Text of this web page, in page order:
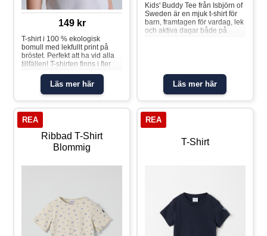
149 kr
Läs mer här
T-shirt i 100 % ekologisk
bomull med lekfullt print på
bröstet. Perfekt att ha vid alla
tillfällen! T-shirten finns i fler
färger och tryck som matchar
snyggt med hela kollektionen.
Storlekarna 86-92 har
tryckknappar på ena axeln för
Egenskaper: • YKK-
tryckknapparT-shirt printad
Läs mer här
Kids' Buddy Tee från Isbjörn of
Sweden är en mjuk t-shirt för
barn, framtagen för vardag, lek
och aktiva dagar både på
huden och torkar snabbt, vilket
hjälper barnet att hålla en
jämn och behaglig temperatur
även när leken blir intensiv.
Fukttransporterande Sval och
mjuk mot känslig hud Andas
bra vid aktivitet Tryck med
nordiska djurmotiv Material: 94
% lyocell, 6 % elastan
Ribbad T-Shirt
Blommig
REA
T-Shirt
REA